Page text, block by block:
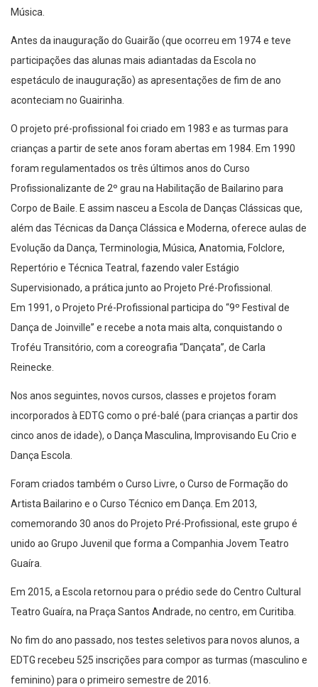
Música.
Antes da inauguração do Guairão (que ocorreu em 1974 e teve
participações das alunas mais adiantadas da Escola no
espetáculo de inauguração) as apresentações de fim de ano
aconteciam no Guairinha.
O projeto pré-profissional foi criado em 1983 e as turmas para
crianças a partir de sete anos foram abertas em 1984. Em 1990
foram regulamentados os três últimos anos do Curso
Profissionalizante de 2º grau na Habilitação de Bailarino para
Corpo de Baile. E assim nasceu a Escola de Danças Clássicas que,
além das Técnicas da Dança Clássica e Moderna, oferece aulas de
Evolução da Dança, Terminologia, Música, Anatomia, Folclore,
Repertório e Técnica Teatral, fazendo valer Estágio
Supervisionado, a prática junto ao Projeto Pré-Profissional.
Em 1991, o Projeto Pré-Profissional participa do “9º Festival de
Dança de Joinville” e recebe a nota mais alta, conquistando o
Troféu Transitório, com a coreografia “Dançata”, de Carla
Reinecke.
Nos anos seguintes, novos cursos, classes e projetos foram
incorporados à EDTG como o pré-balé (para crianças a partir dos
cinco anos de idade), o Dança Masculina, Improvisando Eu Crio e
Dança Escola.
Foram criados também o Curso Livre, o Curso de Formação do
Artista Bailarino e o Curso Técnico em Dança. Em 2013,
comemorando 30 anos do Projeto Pré-Profissional, este grupo é
unido ao Grupo Juvenil que forma a Companhia Jovem Teatro
Guaíra.
Em 2015, a Escola retornou para o prédio sede do Centro Cultural
Teatro Guaíra, na Praça Santos Andrade, no centro, em Curitiba.
No fim do ano passado, nos testes seletivos para novos alunos, a
EDTG recebeu 525 inscrições para compor as turmas (masculino e
feminino) para o primeiro semestre de 2016.